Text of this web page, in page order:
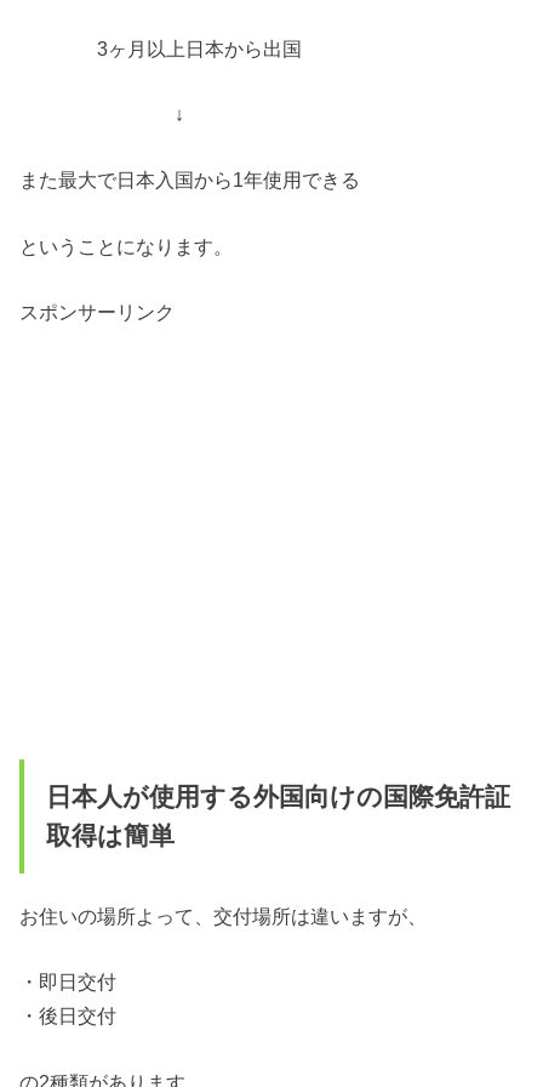
3ヶ月以上日本から出国
↓
また最大で日本入国から1年使用できる
ということになります。
スポンサーリンク
日本人が使用する外国向けの国際免許証
取得は簡単
お住いの場所よって、交付場所は違いますが、
・即日交付
・後日交付
の2種類があります。